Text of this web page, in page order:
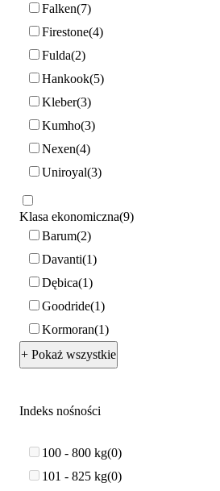
Falken 7
Firestone 4
Fulda 2
Hankook 5
Kleber 3
Kumho 3
Nexen 4
Uniroyal 3
Klasa ekonomiczna 9
Barum 2
Davanti 1
Dębica 1
Goodride 1
Kormoran 1
+ Pokaż wszystkie
Indeks nośności
100 - 800 kg 0
101 - 825 kg 0